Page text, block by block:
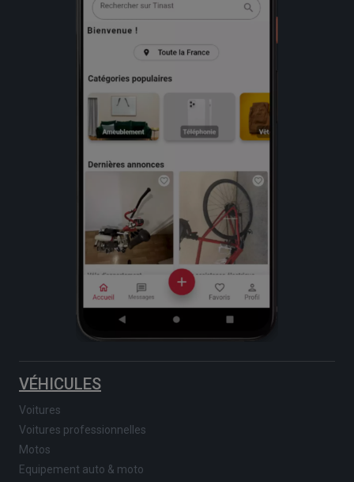
VÉHICULES
Voitures
Voitures professionnelles
Motos
Equipement auto & moto